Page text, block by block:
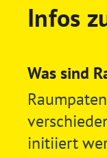
Infos
Was sind
initiiert